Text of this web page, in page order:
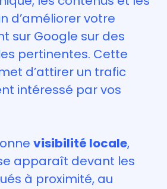
d’améliorer votre
sur Google sur des
pertinentes. Cette
d’attirer un trafic
intéressé par vos
visibilité locale,
apparaît devant les
à proximité, au